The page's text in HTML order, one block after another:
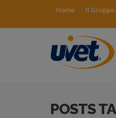
Home Il Gruppo
POSTS